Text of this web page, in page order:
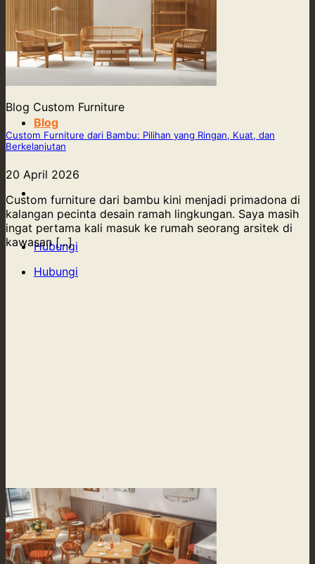
Our Supply
Tentang Kami
Blog
Kontak Kami
Hubungi
Hubungi
Blog Custom Furniture
Custom Furniture dari Bambu: Pilihan yang Ringan, Kuat, dan
Berkelanjutan
20 April 2026
Custom furniture dari bambu kini menjadi primadona di
kalangan pecinta desain ramah lingkungan. Saya masih
ingat pertama kali masuk ke rumah seorang arsitek di
kawasan [...]